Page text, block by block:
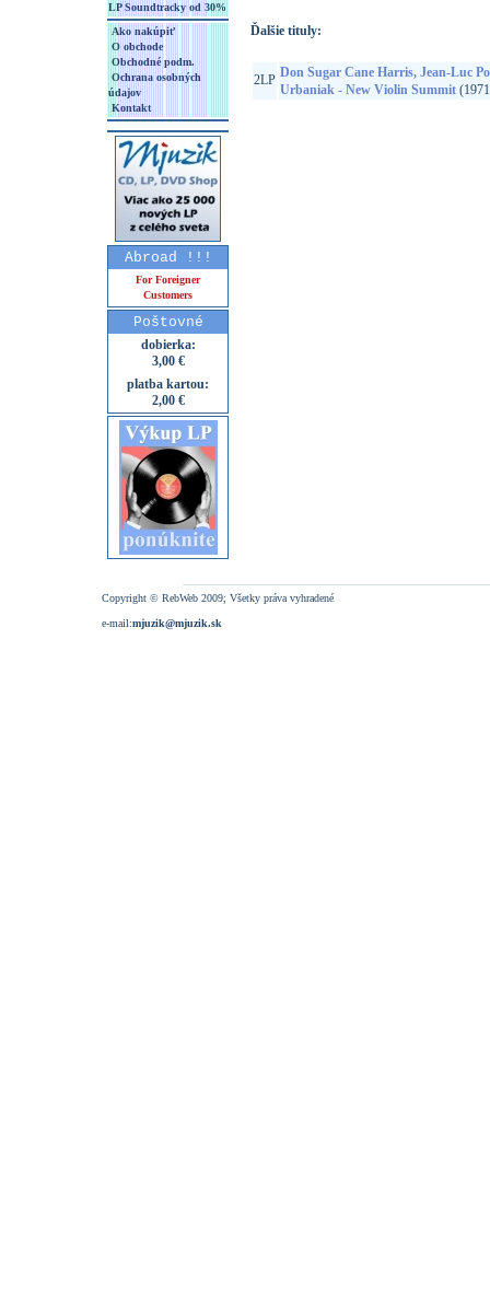
LP Soundtracky od 30%
Ako nakúpiť
O obchode
Obchodné podm.
Ochrana osobných
údajov
Kontakt
Abroad !!!
For Foreigner
Customers
Poštovné
dobierka:
3,00 €
platba kartou:
2,00 €
Ďalšie tituly:
2LP Don Sugar Cane Harris, Jean-Luc
Urbaniak - New Violin Summit
Copyright © RebWeb 2009; Všetky práva vyhradené
e-mail:mjuzik@mjuzik.sk